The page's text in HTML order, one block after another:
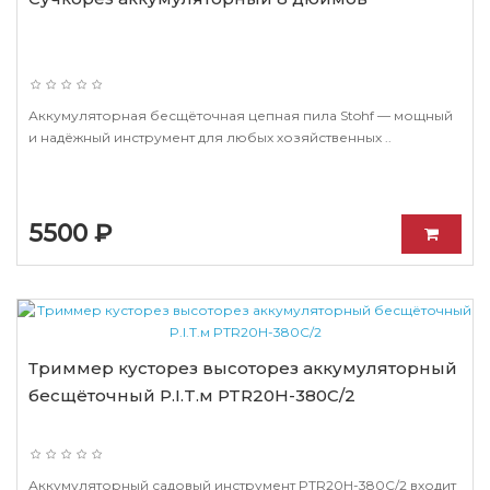
Аккумуляторная бесщёточная цепная пила Stohf — мощный
и надёжный инструмент для любых хозяйственных ..
5500 ₽
Триммер кусторез высоторез аккумуляторный
бесщёточный P.I.T.м PTR20H-380C/2
Аккумуляторный садовый инструмент PTR20H-380C/2 входит